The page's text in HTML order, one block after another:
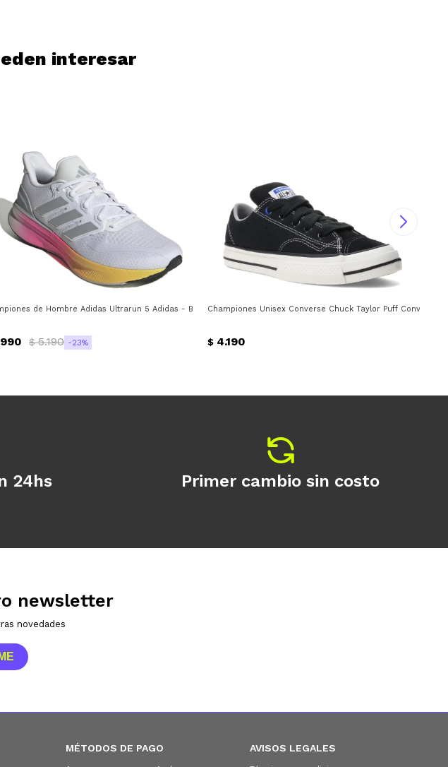
interesar
- Negrode Hombre Adidas Ultrarun 5 Adidas - Blanco - Gris
$ 5.190 23
Championes Unisex Converse Chuck Taylor Puff Converse -
$ 4.190
MÉTODOS DE PAGO AVISOS LEGALES
24hs Primer cambio sin costo
newsletter
novedades
comercio